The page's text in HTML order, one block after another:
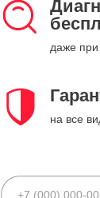
даже при
на все